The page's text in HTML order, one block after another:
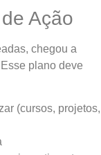
Ação
chegou a
plano deve
(cursos, projetos,